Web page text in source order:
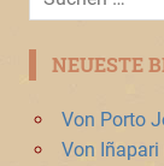
NEUESTE
Von Porto
Von